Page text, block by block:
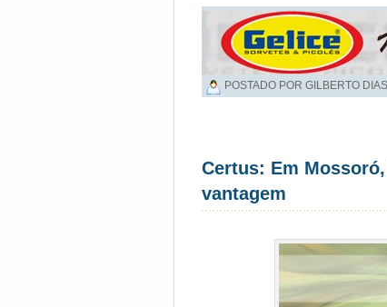
POSTADO POR GILBERTO
Certus: Em
vantagem